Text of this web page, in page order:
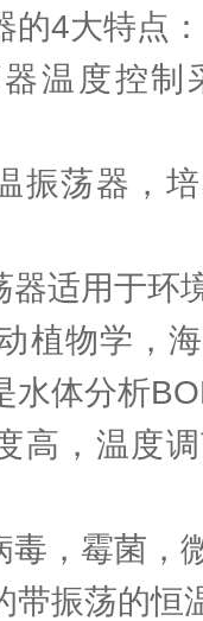
4大特点：
度控制
荡器，培
适用于环
植物学，
水体分析
，温度调
，霉菌，
带振荡的恒